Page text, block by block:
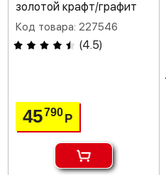
золотой крафт/графит
Код товара: 227546
(4.5)
45790Р